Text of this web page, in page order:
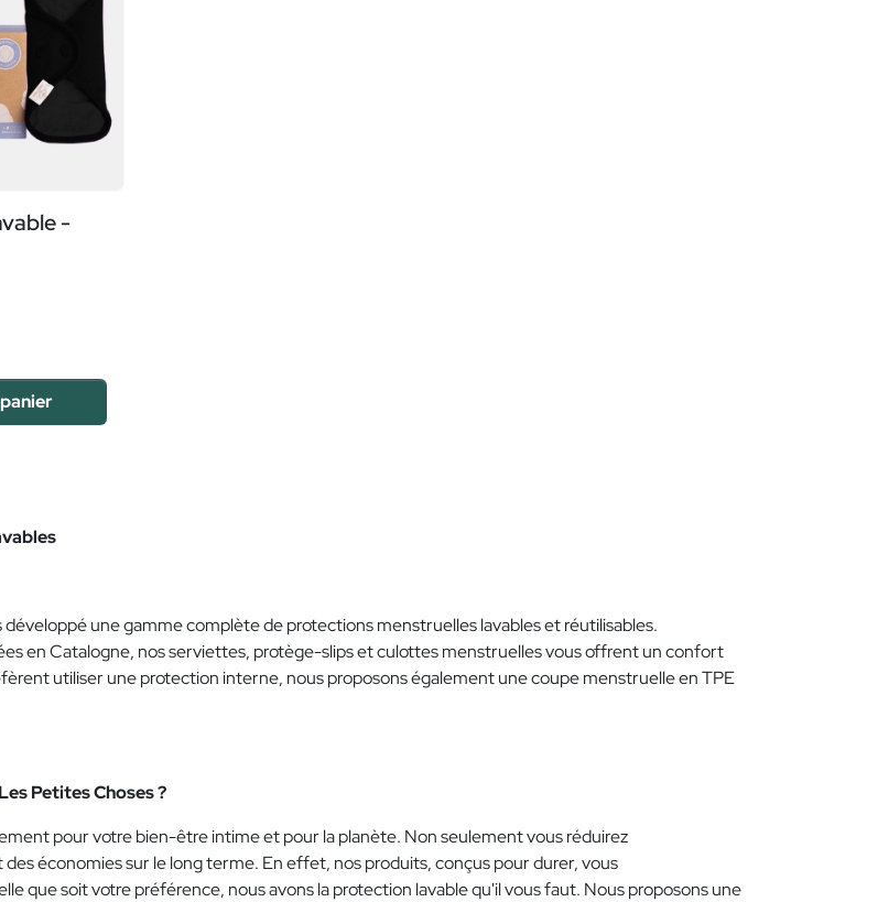
-
une gamme complète de protections menstruelles lavables et réutilisables.
en Catalogne, nos serviettes, protège-slips et culottes menstruelles vous offrent un confort
utiliser une protection interne, nous proposons également une coupe menstruelle en TPE
Petites Choses ?
pour votre bien-être intime et pour la planète. Non seulement vous réduirez
économies sur le long terme. En effet, nos produits, conçus pour durer, vous
que soit votre préférence, nous avons la protection lavable qu'il vous faut. Nous proposons une